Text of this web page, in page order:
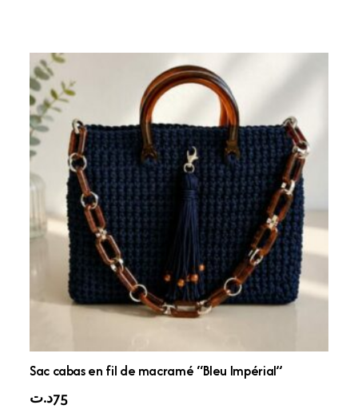
Sac cabas en fil de macramé “Bleu Impérial”
75د.ت